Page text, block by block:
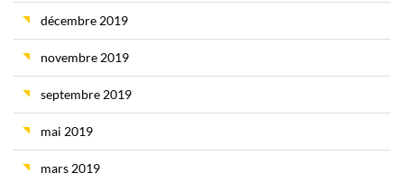
décembre 2019
novembre 2019
septembre 2019
mai 2019
mars 2019